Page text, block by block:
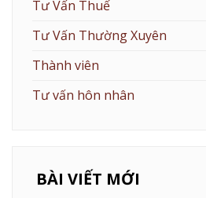
Tư Vấn Thuế
Tư Vấn Thường Xuyên
Thành viên
Tư vấn hôn nhân
BÀI VIẾT MỚI